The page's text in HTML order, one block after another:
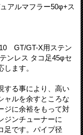
アルマフラー50φ+ス
GT/GT-X用ステン
ンレス タコ足45φセ
ます。
する事により、高い
ャルを余すところな
ジに余裕をもって対
ジンチューナーに
足です。パイプ径